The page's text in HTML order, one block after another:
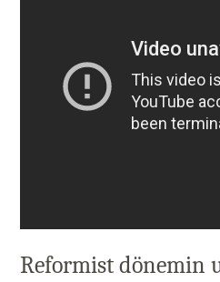
Reformist dönemin